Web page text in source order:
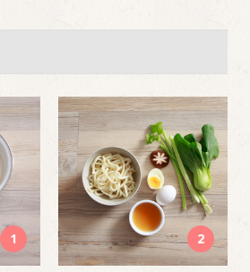
1 2